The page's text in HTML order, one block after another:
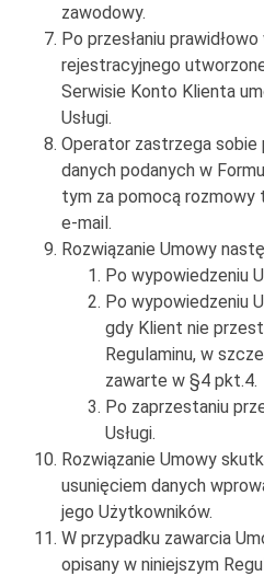
zawodowy.
Po przesłaniu
rejestracyjnego
Serwisie Konto Klienta
Usługi.
Operator zastrzega sobie
danych podanych w
tym za pomocą
e-mail.
Rozwiązanie Umowy
Po wypowiedzeniu
Po wypowiedzeniu
gdy Klient nie
Regulaminu, w
zawarte w §4 pkt.4.
Po zaprzestaniu
Usługi.
Rozwiązanie Umowy
usunięciem danych
jego Użytkowników.
W przypadku zawarcia
opisany w niniejszym